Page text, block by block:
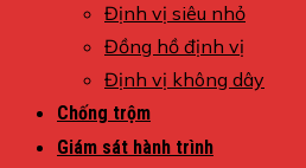
Định vị siêu nhỏ
Đồng hồ định vị
Định vị không dây
Chống trộm
Giám sát hành trình